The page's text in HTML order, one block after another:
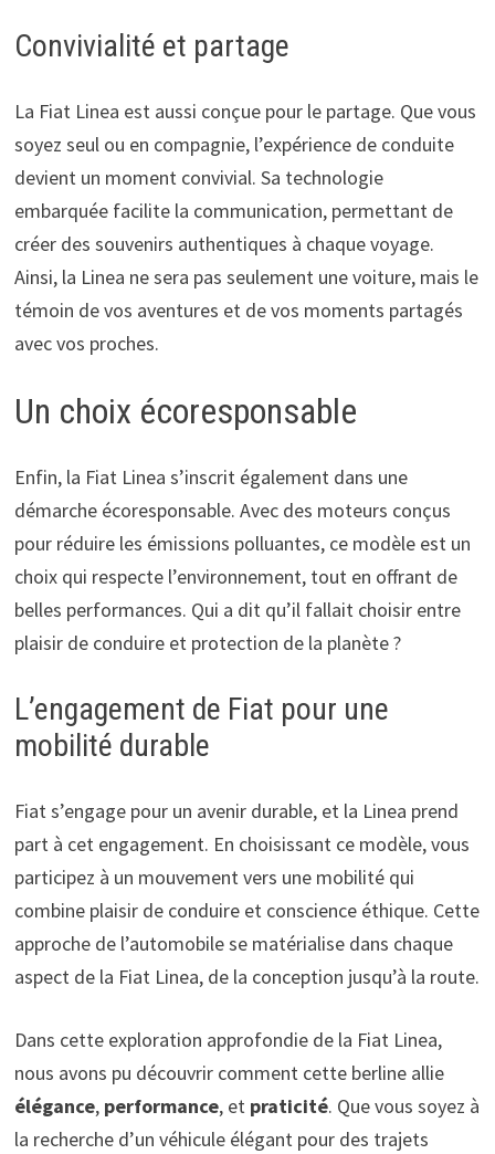
Convivialité et partage
La Fiat Linea est aussi conçue pour le partage. Que vous
soyez seul ou en compagnie, l’expérience de conduite
devient un moment convivial. Sa technologie
embarquée facilite la communication, permettant de
créer des souvenirs authentiques à chaque voyage.
Ainsi, la Linea ne sera pas seulement une voiture, mais le
témoin de vos aventures et de vos moments partagés
avec vos proches.
Un choix écoresponsable
Enfin, la Fiat Linea s’inscrit également dans une
démarche écoresponsable. Avec des moteurs conçus
pour réduire les émissions polluantes, ce modèle est un
choix qui respecte l’environnement, tout en offrant de
belles performances. Qui a dit qu’il fallait choisir entre
plaisir de conduire et protection de la planète ?
L’engagement de Fiat pour une
mobilité durable
Fiat s’engage pour un avenir durable, et la Linea prend
part à cet engagement. En choisissant ce modèle, vous
participez à un mouvement vers une mobilité qui
combine plaisir de conduire et conscience éthique. Cette
approche de l’automobile se matérialise dans chaque
aspect de la Fiat Linea, de la conception jusqu’à la route.
Dans cette exploration approfondie de la Fiat Linea,
nous avons pu découvrir comment cette berline allie
élégance, performance, et praticité. Que vous soyez à
la recherche d’un véhicule élégant pour des trajets